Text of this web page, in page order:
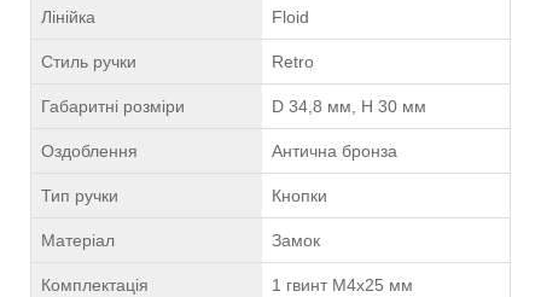
Лінійка Floid
Стиль ручки Retro
Габаритні розміри D 34,8 мм, H 30 мм
Оздоблення Антична бронза
Тип ручки Кнопки
Матеріал Замок
Комплектація 1 гвинт М4х25 мм